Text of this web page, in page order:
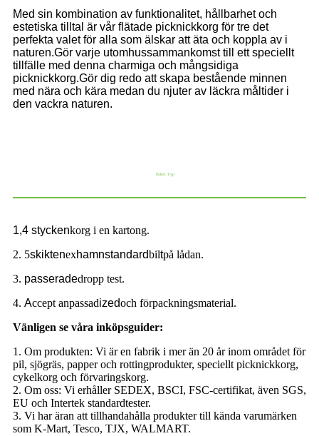
Med sin kombination av funktionalitet, hållbarhet och
estetiska tilltal är vår flätade picknickkorg för tre det
perfekta valet för alla som älskar att äta och koppla av i
naturen.Gör varje utomhussammankomst till ett speciellt
tillfälle med denna charmiga och mångsidiga
picknickkorg.Gör dig redo att skapa bestående minnen
med nära och kära medan du njuter av läckra måltider i
den vackra naturen.
Paket Typ
1,4 styckenkorg i en kartong.
2. 5skiktenexhamnstandardbiltpå lådan.
3. passeradedropp test.
4. Accept anpassadizedoch förpackningsmaterial.
Vänligen se våra inköpsguider:
1. Om produkten: Vi är en fabrik i mer än 20 år inom området för
pil, sjögräs, papper och rottingprodukter, speciellt picknickkorg,
cykelkorg och förvaringskorg.
2. Om oss: Vi erhåller SEDEX, BSCI, FSC-certifikat, även SGS,
EU och Intertek standardtester.
3. Vi har äran att tillhandahålla produkter till kända varumärken
som K-Mart, Tesco, TJX, WALMART.